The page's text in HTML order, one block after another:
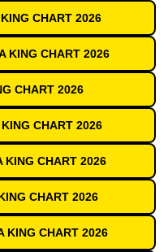
CHART 2026
KING CHART 2026
CHART 2026
CHART 2026
KING CHART 2026
CHART 2026
KING CHART 2026